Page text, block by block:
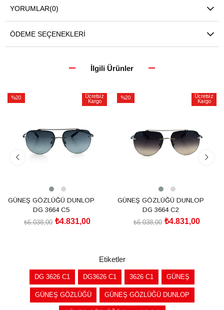
YORUMLAR(0)
ÖDEME SEÇENEKLERI
İlgili Ürünler
%20
Ücretsiz
Kargo
GÜNEŞ GÖZLÜĞÜ DUNLOP
DG 3664 C5
₺4.831,00
₺6.038,00
%20
Ücretsiz
Kargo
GÜNEŞ GÖZLÜĞÜ DUNLOP
DG 3664 C2
₺4.831,00
₺6.038,00
Etiketler
DG 3626 C1 DG3626 C1 3626 C1 GÜNEŞ
GÜNEŞ GÖZLÜĞÜ GÜNEŞ GÖZLÜĞÜ DUNLOP